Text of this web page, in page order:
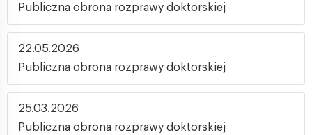
Publiczna obrona rozprawy doktorskiej
22.05.2026
Publiczna obrona rozprawy doktorskiej
25.03.2026
Publiczna obrona rozprawy doktorskiej